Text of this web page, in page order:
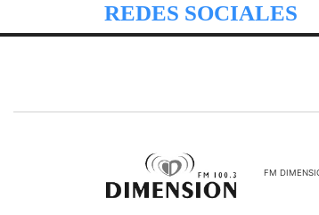
REDES SOCIALES
FM